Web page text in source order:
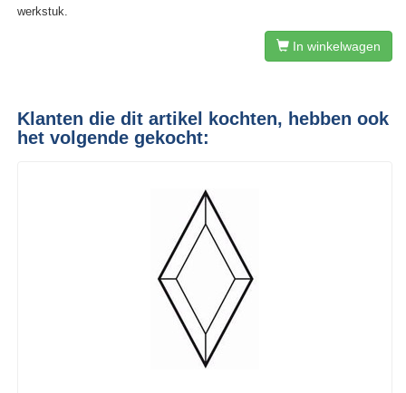
werkstuk.
In winkelwagen
Klanten die dit artikel kochten, hebben ook
het volgende gekocht: